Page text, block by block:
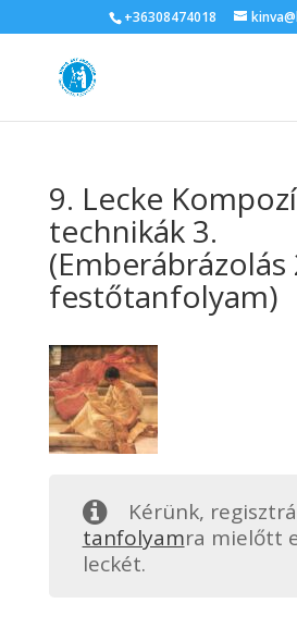
+36308474018
9. Lecke
technikák 3.
festőtanfolyam)
Kérünk,
tanfolyamra mielőtt
leckét.